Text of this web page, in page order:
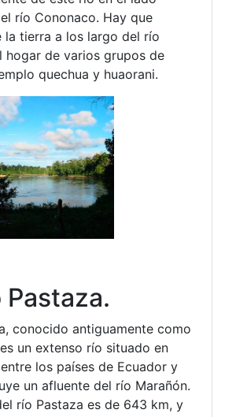
río Cononaco. Hay que
la tierra a los largo del río
hogar de varios grupos de
quechua y huaorani.
Pastaza.
conocido antiguamente como
un extenso río situado en
los países de Ecuador y
un afluente del río Marañón.
río Pastaza es de 643 km, y